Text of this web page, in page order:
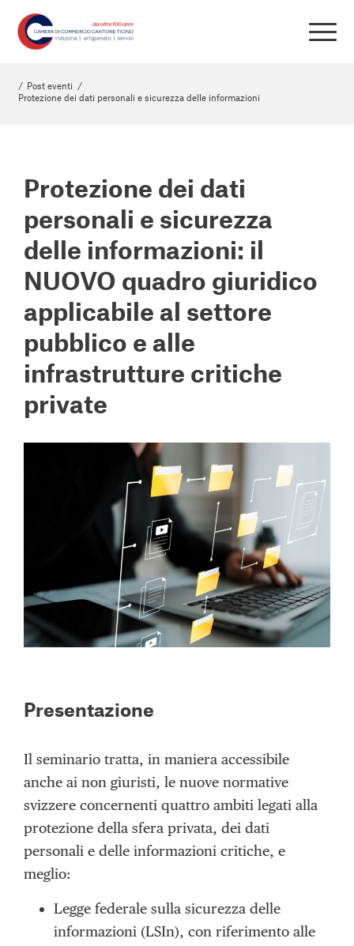
/ Post eventi /
Protezione dei dati personali e sicurezza delle informazioni
Protezione dei dati
personali e sicurezza
delle informazioni: il
NUOVO quadro giuridico
applicabile al settore
pubblico e alle
infrastrutture critiche
private
Presentazione
Il seminario tratta, in maniera accessibile
anche ai non giuristi, le nuove normative
svizzere concernenti quattro ambiti legati alla
protezione della sfera privata, dei dati
personali e delle informazioni critiche, e
meglio:
Legge federale sulla sicurezza delle
informazioni (LSIn), con riferimento alle